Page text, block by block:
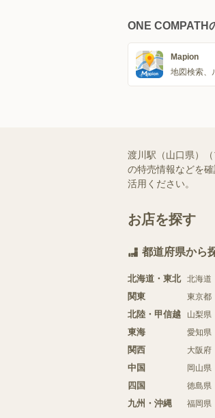
ONE COMPATH
Mapion
地図検索、
渡川駅（山口県）
の特売情報などを
活用ください。
お店を探す
都道府県から
北海道・東北 北海道
関東 東京都
北陸・甲信越 山梨県
東海 愛知県
関西 大阪府
中国 岡山県
四国 徳島県
九州・沖縄 福岡県